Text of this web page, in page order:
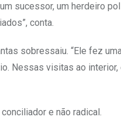
sucessor, um herdeiro
conta.
sobressaiu. “Ele fez
Nessas visitas ao
e não radical.